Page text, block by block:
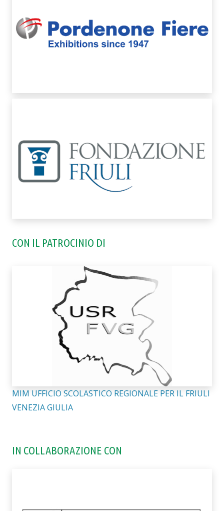
CON IL PATROCINIO DI
MIM UFFICIO SCOLASTICO REGIONALE PER IL FRIULI
VENEZIA GIULIA
IN COLLABORAZIONE CON